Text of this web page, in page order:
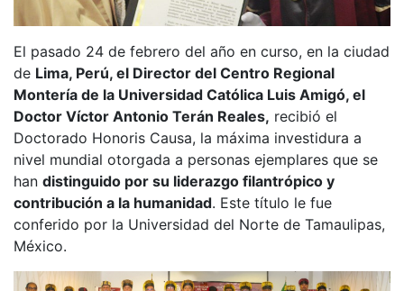
El pasado 24 de febrero del año en curso, en la ciudad
de Lima, Perú, el Director del Centro Regional
Montería de la Universidad Católica Luis Amigó, el
Doctor Víctor Antonio Terán Reales, recibió el
Doctorado Honoris Causa, la máxima investidura a
nivel mundial otorgada a personas ejemplares que se
han distinguido por su liderazgo filantrópico y
contribución a la humanidad. Este título le fue
conferido por la Universidad del Norte de Tamaulipas,
México.